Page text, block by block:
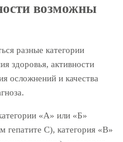
возможны
разные категории
здоровья, активности
осложнений и качества
«А» или «Б»
гепатите С), категория «В»